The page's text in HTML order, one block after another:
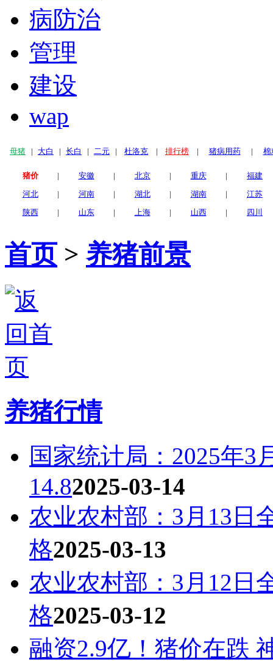
病防治
管理
建设
wap
母猪 | 大白 | 长白 | 二元 | 杜洛克 | 排行榜 | 猪病用药 | 棉
猪价 | 安徽 | 北京 | 重庆 |
福建
河北
| 河南 | 湖北 | 湖南 |
江苏
陕西
| 山东 | 上海 | 山西 | 四川
首页>养猪前景
养猪行情
国家统计局：2025年3
14.82025-03-14
农业农村部：3月13日
格2025-03-13
农业农村部：3月12日
格2025-03-12
融资2.9亿！猪价在跌